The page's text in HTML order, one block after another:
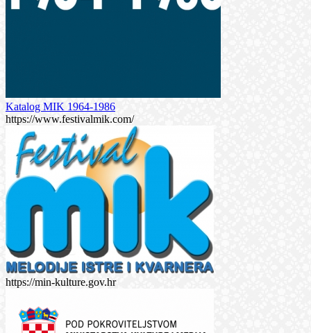
Katalog MIK 1964-1986
https://www.festivalmik.com/
https://min-kulture.gov.hr